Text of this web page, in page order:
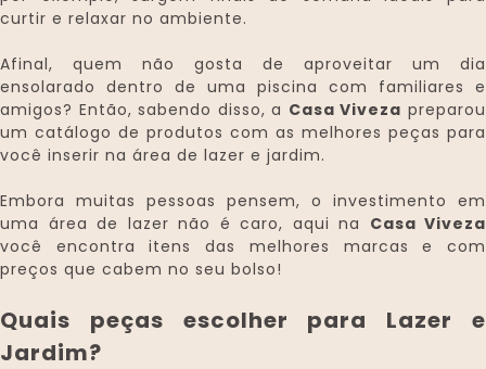
curtir e relaxar no ambiente.
Afinal, quem não gosta de aproveitar um dia
ensolarado dentro de uma piscina com familiares e
amigos? Então, sabendo disso, a Casa Viveza preparou
um catálogo de produtos com as melhores peças para
você inserir na área de lazer e jardim.
Embora muitas pessoas pensem, o investimento em
uma área de lazer não é caro, aqui na Casa Viveza
você encontra itens das melhores marcas e com
preços que cabem no seu bolso!
Quais peças escolher para Lazer e
Jardim?